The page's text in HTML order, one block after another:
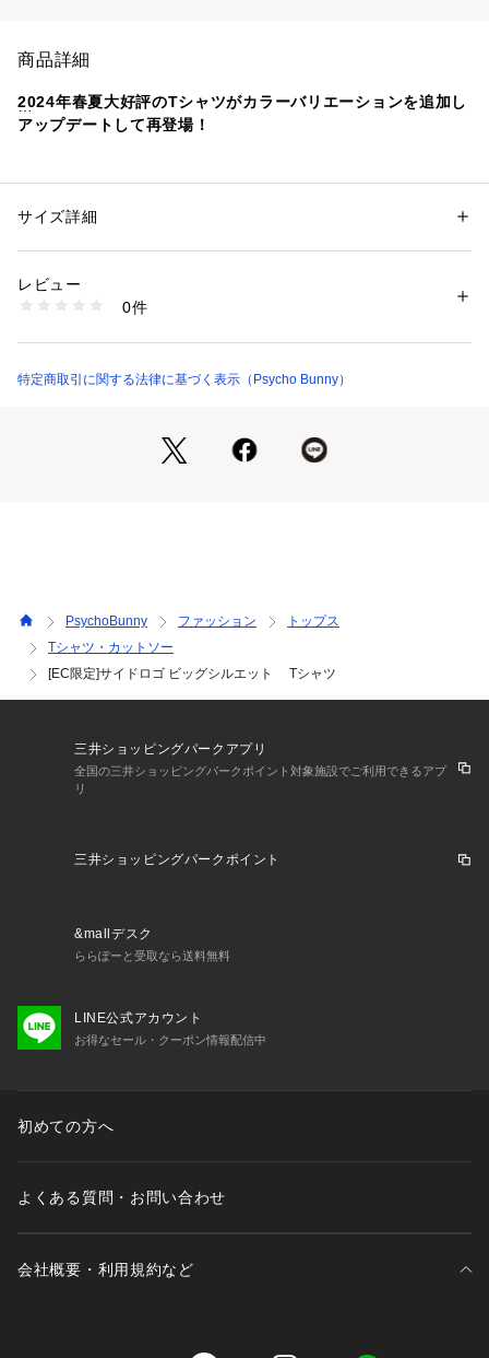
商品詳細
2024年春夏大好評のTシャツがカラーバリエーションを追加し
アップデートして再登場！
着心地の良いTシャツ。
ポリエステルを混紡することによって軽量に仕上がり、且つ、
乾きやすくシワになりにくいイージーケアが特徴です。
単色のシンプルなフォントを使用し、サイドにプリントするこ
半端袖で、リラックスしたビッグシルエットならではの着用感
とトレンド感のある1着。
工、サイズが若干異なる場合がございます。予めご了承くださ
い。
model：H186 B98 W78 H95 着用サイズ：X-LARGE
性別：メンズ
素材：表地：ポリエステル65%,コットン35%　リブ部分：コットン95%,
1079000000941
サイズ詳細
レビュー
0件
特定商取引に関する法律に基づく表示（Psycho Bunny）
PsychoBunny ファッション
トップス
Tシャツ・カットソー
[EC限定]サイドロゴ ビッグシルエット Tシャツ
三井ショッピングパークアプリ
全国の三井ショッピングパークポイント対象施設でご利用できるアプ
リ
三井ショッピングパークポイント
&mallデスク
ららぽーと受取なら送料無料
LINE公式アカウント
お得なセール・クーポン情報配信中
初めての方へ
よくある質問・お問い合わせ
会社概要・利用規約など